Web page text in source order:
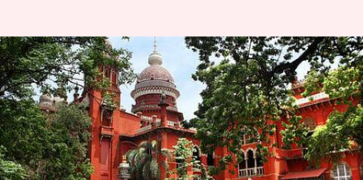
தமிழகத்தில் தனியார்
பள்ளிகளுக்கு நிரந்தர
அங்கீகாரம்?
கல்வித்துறைக்கு
சென்னை உயர்